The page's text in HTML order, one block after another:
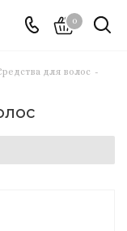
0
для волос -